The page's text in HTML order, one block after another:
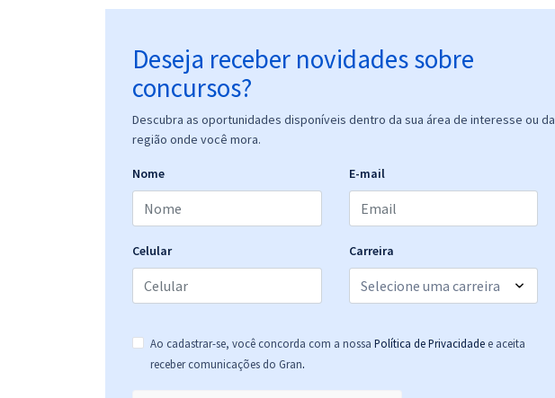
Deseja receber novidades sobre
concursos?
Descubra as oportunidades disponíveis dentro da sua área de interesse ou da
região onde você mora.
Nome E-mail
Celular Carreira
Ao cadastrar-se, você concorda com a nossa Política de Privacidade e aceita
receber comunicações do Gran.